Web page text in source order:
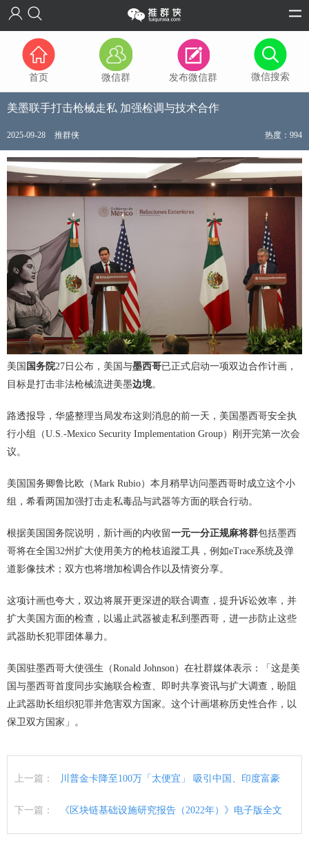
首页 微信群 发布微信群 微信搜索
美墨联手打击枪械走私 加强检调与技术合作
2025-09-28 推群侠 热度：994
美国 国务院27日公布，美国与墨西哥已正式启动一项双边合作计画，
目标是打击非法枪械流进美墨边境。
路透报导，华盛整理当局发布这则消息的前一天，美国墨西哥安全执
行小组（U.S.-Mexico Security Implementation Group）刚开完第一次会
议。
美国国务卿鲁比欧（Mark Rubio）本月稍早访问墨西哥时成立这个小
组，希看两国加强打击走私毒品与武器等方面的联合行动。
根据美国国务院说明，新计画的内收留一元一分正规麻将群包括墨西
哥将在全国32州扩大使用美方的枪枝追蹤工具，例如eTrace系统及弹
道影像技术；双方也将增加检调合作以及情资分享。
这项计画也夸大，双边将展开更深进的联合调查，提升诉讼效率，并
扩大美国方面的检查，以遏止武器被走私到墨西哥，进一步防止这些
武器助长犯罪团体暴力。
美国驻墨西哥大使强生（Ronald Johnson）在社群媒体表示：「这是美
国与墨西哥首度同步实施联合检查、即时共享资讯与扩大调查，盼阻
止武器助长组织犯罪并危害双方国家。这个计画堪称历史性合作，以
保卫双方国家」。
上一篇： 川普金卡降至100万「太便宜」 吸引中国、印度富豪
下一篇： 《区块链基础设施研究报告（2022年）》电子版全文